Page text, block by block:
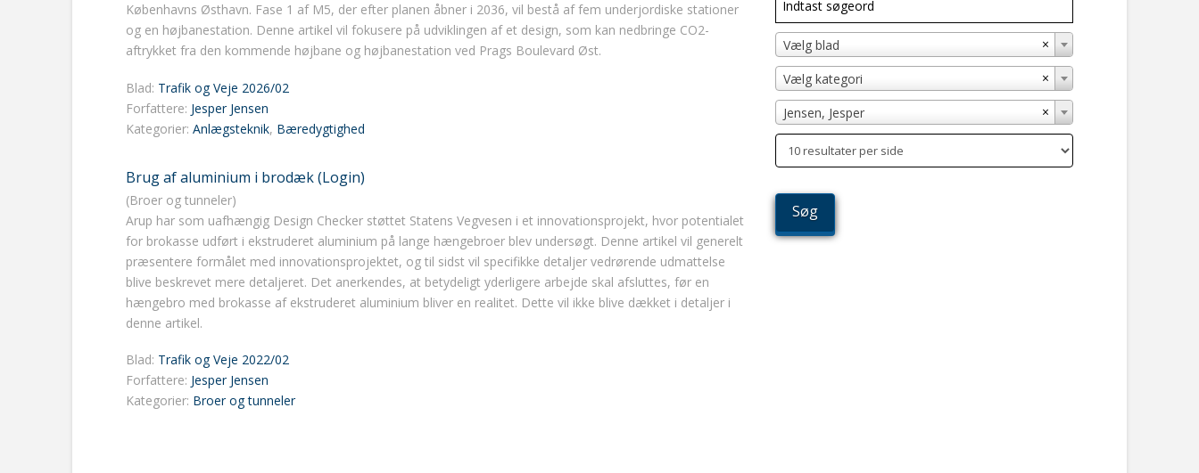
Københavns Østhavn. Fase 1 af M5, der efter planen åbner i 2036, vil bestå af fem underjordiske stationer
og en højbanestation. Denne artikel vil fokusere på udviklingen af et design, som kan nedbringe CO2-
aftrykket fra den kommende højbane og højbanestation ved Prags Boulevard Øst.
Blad: Trafik og Veje 2026/02
Forfattere: Jesper Jensen
Kategorier: Anlægsteknik, Bæredygtighed
Brug af aluminium i brodæk (Login)
(Broer og tunneler)
Arup har som uafhængig Design Checker støttet Statens Vegvesen i et innovationsprojekt, hvor potentialet
for brokasse udført i ekstruderet aluminium på lange hængebroer blev undersøgt. Denne artikel vil generelt
præsentere formålet med innovationsprojektet, og til sidst vil specifikke detaljer vedrørende udmattelse
blive beskrevet mere detaljeret. Det anerkendes, at betydeligt yderligere arbejde skal afsluttes, før en
hængebro med brokasse af ekstruderet aluminium bliver en realitet. Dette vil ikke blive dækket i detaljer i
denne artikel.
Blad: Trafik og Veje 2022/02
Forfattere: Jesper Jensen
Kategorier: Broer og tunneler
×
Vælg blad
×
Vælg kategori
×
Jensen, Jesper